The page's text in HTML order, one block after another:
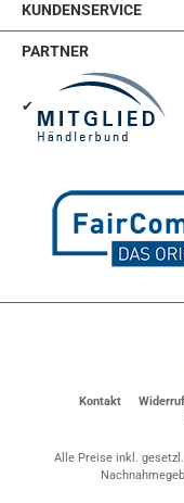
KUNDENSERVICE
PARTNER
✔
Kontakt
Alle Preise inkl.